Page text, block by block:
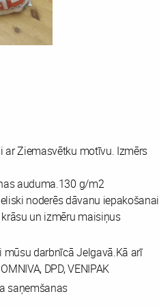
Ziemasvētku motīvu. Izmērs
auduma.130 g/m2
noderēs dāvanu iepakošanai
un izmēru maisiņus
mūsu darbnīcā Jelgavā.Kā arī
DPD, VENIPAK
saņemšanas